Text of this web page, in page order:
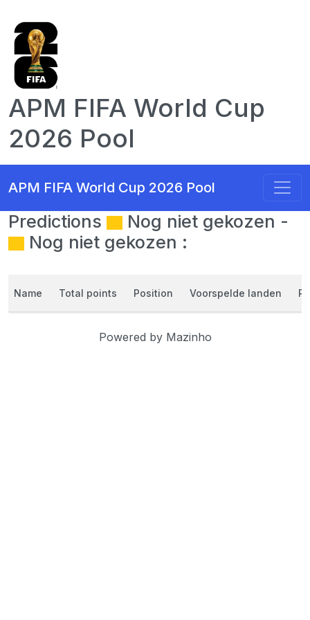
APM FIFA World Cup
2026 Pool
APM FIFA World Cup 2026 Pool
Predictions
Nog niet gekozen -
Nog niet gekozen :
Name Total points Position Voorspelde landen
Powered by Mazinho